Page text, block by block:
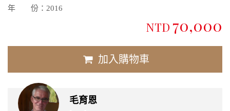
年 份： 2016
NTD 70,000
加入購物車
毛育恩